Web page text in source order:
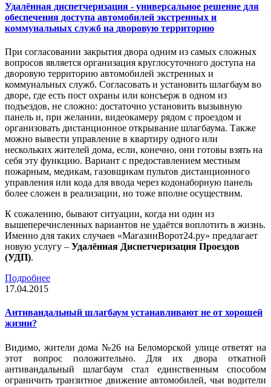
Удалённая диспетчеризация - универсальное решение для
обеспечения доступа автомобилей экстренных и
коммунальных служб на дворовую территорию
При согласовании закрытия двора одним из самых сложных
вопросов является организация круглосуточного доступа на
дворовую территорию автомобилей экстренных и
коммунальных служб. Согласовать и установить шлагбаум во
дворе, где есть пост охраны или консъерж в одном из
подъездов, не сложно: достаточно установить вызывную
панель и, при желании, видеокамеру рядом с проездом и
организовать дистанционное открывание шлагбаума. Также
можно вывести управление в квартиру одного или
нескольких жителей дома, если, конечно, они готовы взять на
себя эту функцию. Вариант с предоставлением местным
пожарным, медикам, газовщикам пультов дистанционного
управления или кода для ввода через кодонаборную панель
более сложен в реализации, но тоже вполне осуществим.
К сожалению, бывают ситуации, когда ни один из
вышеперечисленных вариантов не удаётся воплотить в жизнь.
Именно для таких случаев «МагазинВорот24.ру» предлагает
новую услугу – Удалённая Диспетчеризация Проездов
(УДП).
Подробнее
17.04.2015
Антивандальный шлагбаум устанавливают не от хорошей
жизни?
Видимо, жители дома №26 на Беломорской улице ответят на
этот вопрос положительно. Для их двора откатной
антивандальный шлагбаум стал единственным способом
ограничить транзитное движение автомобилей, чьи водители